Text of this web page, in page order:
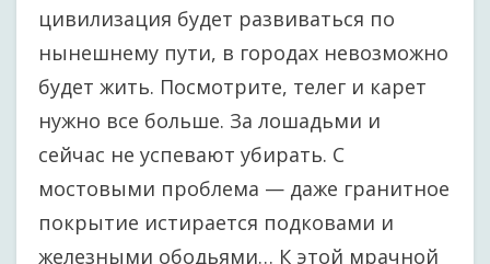
цивилизация будет развиваться по
нынешнему пути, в городах невозможно
будет жить. Посмотрите, телег и карет
нужно все больше. За лошадьми и
сейчас не успевают убирать. С
мостовыми проблема — даже гранитное
покрытие истирается подковами и
железными ободьями… К этой мрачной